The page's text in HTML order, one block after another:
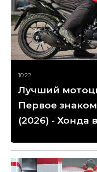
10:22
Лучший
Первое
(2026) - Хонда